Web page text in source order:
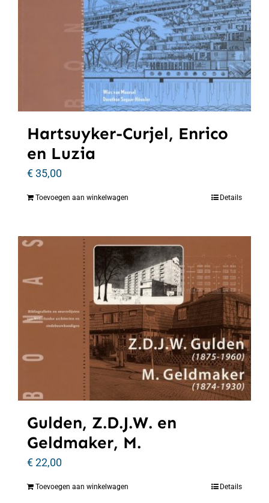
Hartsuyker-Curjel, Enrico
en Luzia
€35,00
Toevoegen aan winkelwagen Details
Gulden, Z.D.J.W. en
Geldmaker, M.
€22,00
Toevoegen aan winkelwagen Details